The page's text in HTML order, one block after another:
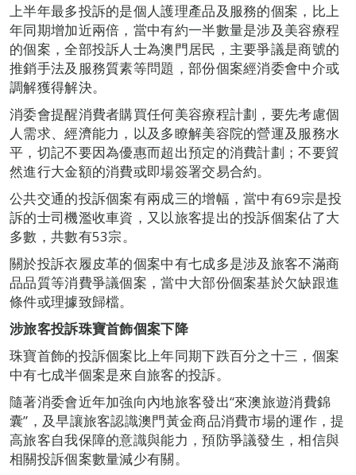
上半年最多投訴的是個人護理產品及服務的個案，比上
年同期增加近兩倍，當中有約一半數量是涉及美容療程
的個案，全部投訴人士為澳門居民，主要爭議是商號的
推銷手法及服務質素等問題，部份個案經消委會中介或
調解獲得解決。
消委會提醒消費者購買任何美容療程計劃，要先考慮個
人需求、經濟能力，以及多瞭解美容院的營運及服務水
平，切記不要因為優惠而超出預定的消費計劃；不要貿
然進行大金額的消費或即場簽署交易合約。
公共交通的投訴個案有兩成三的增幅，當中有69宗是投
訴的士司機濫收車資，又以旅客提出的投訴個案佔了大
多數，共數有53宗。
關於投訴衣履皮革的個案中有七成多是涉及旅客不滿商
品品質等消費爭議個案，當中大部份個案基於欠缺跟進
條件或理據致歸檔。
涉旅客投訴珠寶首飾個案下降
珠寶首飾的投訴個案比上年同期下跌百分之十三，個案
中有七成半個案是來自旅客的投訴。
隨著消委會近年加強向內地旅客發出“來澳旅遊消費錦
囊”，及早讓旅客認識澳門黃金商品消費市場的運作，提
高旅客自我保障的意識與能力，預防爭議發生，相信與
相關投訴個案數量減少有關。